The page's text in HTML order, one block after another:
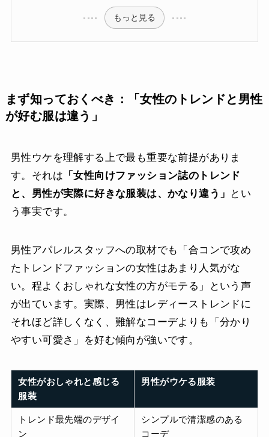
もっと見る
まず知っておくべき：「女性のトレンドと男性
が好む服は違う」
男性ウケを理解する上で最も重要な前提がありま
す。それは 「女性向けファッション誌のトレンド
と、男性が実際に好きな服装は、かなり違う」
とい
う事実です。
男性アパレルスタッフへの取材でも「合コンで攻め
たトレンドファッションの女性はあまり人気がな
い。程よくおしゃれな女性の方がモテる」という声
が出ています。実際、男性はレディーストレンドに
それほど詳しくなく、難解なコーデよりも「分かり
やすい可愛さ」を好む傾向が強いです。
女性がおしゃれと感じる
服装
男性がウケる服装
トレンド最先端のデザイ
ン
シンプルで清潔感のある
コーデ